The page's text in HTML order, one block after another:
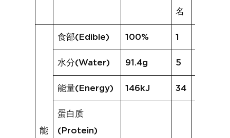
名
能
食部(Edible) 100% 1
水分(Water) 91.4g 5
能量(Energy) 146kJ 34
蛋白质
(Protein)